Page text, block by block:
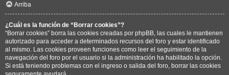
Arriba
¿Cuál es la función de “Borrar cookies”?
“Borrar cookies” borra las cookies creadas por phpBB, las cuales le mantienen
autorizado para acceder a determinados recursos del foro y estar identificado
al mismo. Las cookies proveen funciones como leer el seguimiento de la
navegación del foro por el usuario si la administración ha habilitado la opción.
Si está teniendo problemas con el ingreso o salida del foro, borrar las cookies